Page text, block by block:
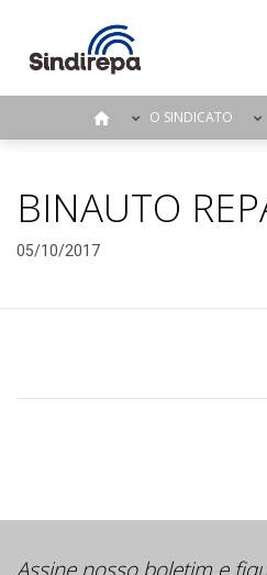
O SINDICATO
BINAUTO
05/10/2017